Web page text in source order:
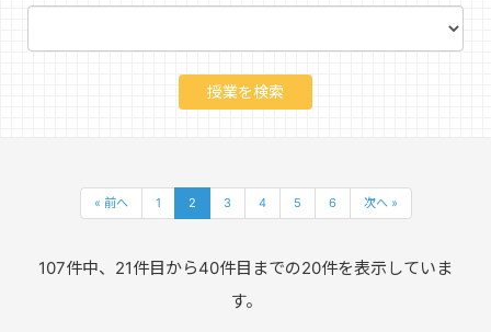
« 前へ 1 2 3 4 5 6 次へ »
107件中、21件目から40件目までの20件を表示していま
す。